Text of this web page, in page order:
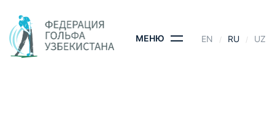
content
МЕНЮ EN RU UZ